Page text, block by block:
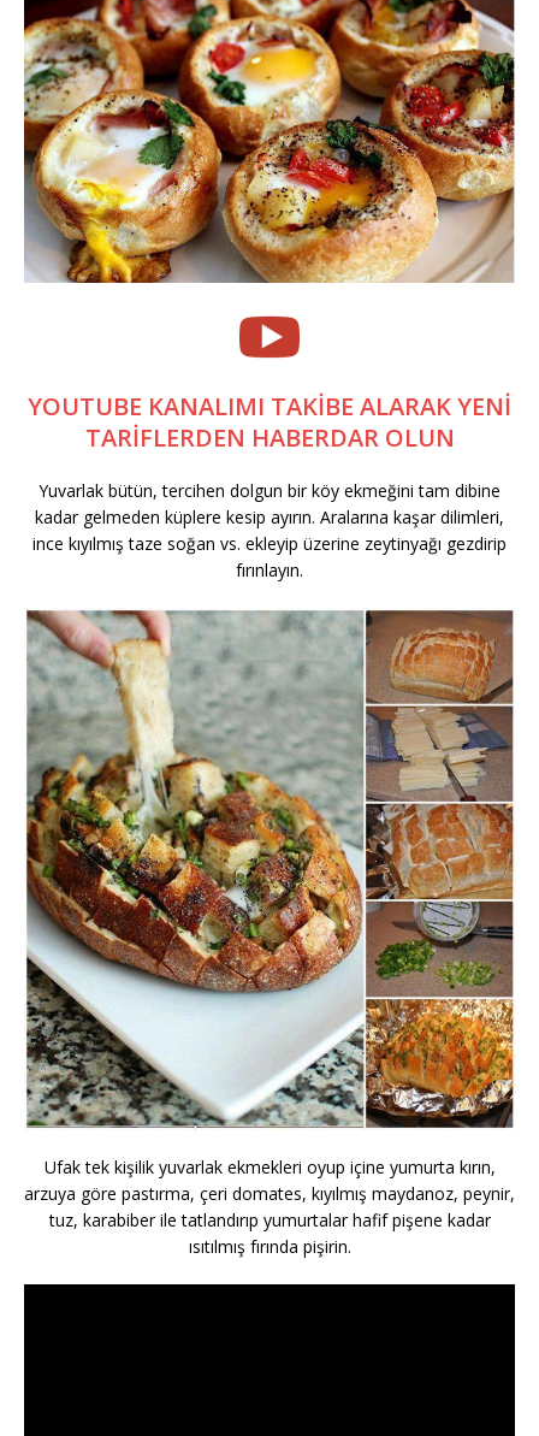
YOUTUBE KANALIMI TAKİBE ALARAK YENİ
TARİFLERDEN HABERDAR OLUN
Yuvarlak bütün, tercihen dolgun bir köy ekmeğini tam dibine
kadar gelmeden küplere kesip ayırın. Aralarına kaşar dilimleri,
ince kıyılmış taze soğan vs. ekleyip üzerine zeytinyağı gezdirip
fırınlayın.
Ufak tek kişilik yuvarlak ekmekleri oyup içine yumurta kırın,
arzuya göre pastırma, çeri domates, kıyılmış maydanoz, peynir,
tuz, karabiber ile tatlandırıp yumurtalar hafif pişene kadar
ısıtılmış fırında pişirin.